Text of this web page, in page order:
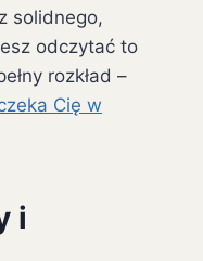
solidnego,
odczytać to
rozkład –
Cię w
i